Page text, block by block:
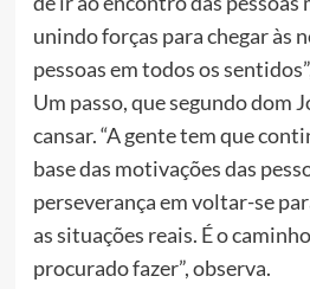
unindo forças para chegar às
pessoas em todos os
Um passo, que segundo dom
cansar. “A gente tem que
base das motivações das
perseverança em voltar-se
as situações reais. É o
procurado fazer”, observa.